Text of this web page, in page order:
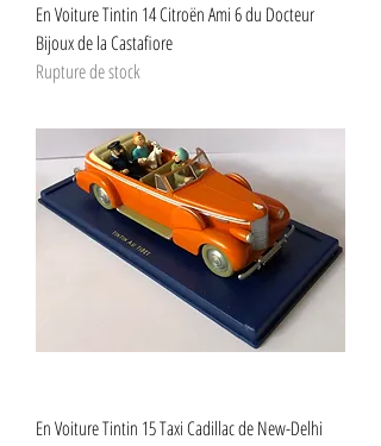
En Voiture Tintin 14 Citroën Ami 6 du Docteur
Bijoux de la Castafiore
Rupture de stock
En Voiture Tintin 15 Taxi Cadillac de New-Delhi